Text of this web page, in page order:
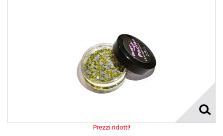
Prezzi ridotti!